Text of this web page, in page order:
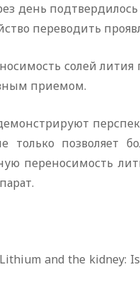
день
переводить
солей
приемом.
только позволяет
переносимость
Lithium and the